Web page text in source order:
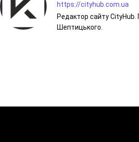
https://cityhub.com.ua
Редактор сайту
Шептицького.